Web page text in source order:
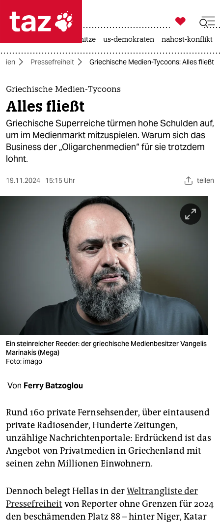
 taz zahl ich
taz zahl ich
themen
politik
öko
gesellschaft
kultur
sport
veranstaltungen
shop
fragen & hilfe
unterstützen
genossenschaft
epaper login

taz zahl ich
hitze us-demokraten nahost-konflikt
Pressefreiheit Griechische Medien-Tycoons: Alles fließt
Griechische Medien-Tycoons
Alles fließt
Griechische Superreiche türmen hohe Schulden auf,
um im Medienmarkt mitzuspielen. Warum sich das
Business der „Oligarchenmedien“ für sie trotzdem
lohnt.
19.11.2024 15:15 Uhr teilen
Ein steinreicher Reeder: der griechische Medienbesitzer Vangelis
Marinakis (Mega)
Foto: imago
Von Ferry Batzoglou
Rund 160 private Fernsehsender, über eintausend
private Radiosender, Hunderte Zeitungen,
unzählige Nachrichtenportale: Erdrückend ist das
Angebot von Privatmedien in Griechenland mit
seinen zehn Millionen Einwohnern.
Dennoch belegt Hellas in derWeltrangliste der
Pressefreiheit von Reporter ohne Grenzen für 2024
den beschämenden Platz 88 – hinter Niger, Katar